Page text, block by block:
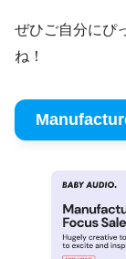
ぜひご自分にぴ
ね！